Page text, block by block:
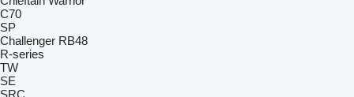
C70
SP
Challenger RB48
R-series
TW
SE
SRC